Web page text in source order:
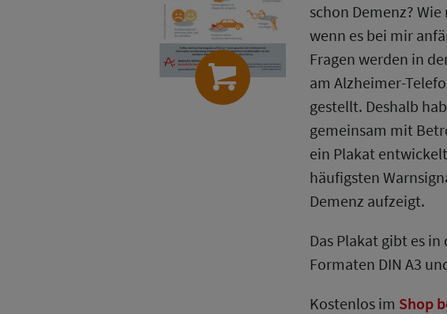
schon Demenz?
wenn es bei mir
Fragen werden in
am Alzheimer-
gestellt. Deshalb
gemeinsam mit
ein Plakat
häufigsten
Demenz aufzeigt.
Das Plakat gibt es in
Formaten DIN A3
Kostenlos im Shop